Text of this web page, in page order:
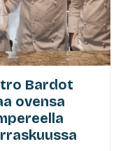
Bardot
ovensa